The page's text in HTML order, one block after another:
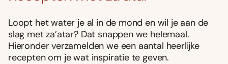
Loopt het water je al in de mond en wil je aan de
slag met za’atar? Dat snappen we helemaal.
Hieronder verzamelden we een aantal heerlijke
recepten om je wat inspiratie te geven.